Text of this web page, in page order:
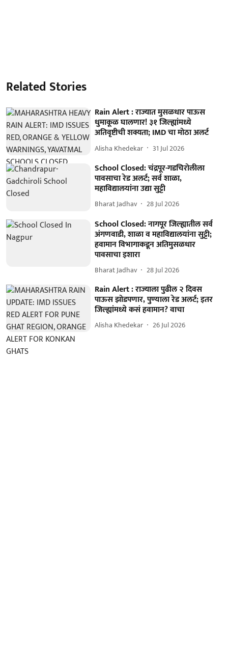
Related Stories
Rain Alert : राज्यात मुसळधार पाऊस
धुमाकूळ घालणार! ३१ जिल्ह्यांमध्ये
अतिवृष्टीची शक्यता; IMD चा मोठा अलर्ट
Alisha Khedekar 31 Jul 2026
School Closed: चंद्रपूर-गडचिरोलीला
पावसाचा रेड अलर्ट; सर्व शाळा,
महाविद्यालयांना उद्या सुट्टी
Bharat Jadhav 28 Jul 2026
School Closed: नागपूर जिल्ह्यातील सर्व
अंगणवाडी, शाळा व महाविद्यालयांना सुट्टी;
हवामान विभागाकडून अतिमुसळधार
पावसाचा इशारा
Bharat Jadhav 28 Jul 2026
Rain Alert : राज्याला पुढील २ दिवस
पाऊस झोडपणार, पुण्याला रेड अलर्ट; इतर
जिल्ह्यांमध्ये कसं हवामान? वाचा
Alisha Khedekar 26 Jul 2026